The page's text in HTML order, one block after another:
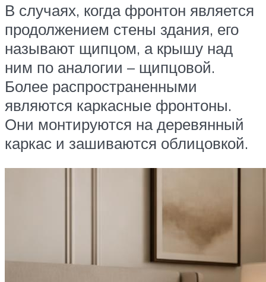
В случаях, когда фронтон является
продолжением стены здания, его
называют щипцом, а крышу над
ним по аналогии – щипцовой.
Более распространенными
являются каркасные фронтоны.
Они монтируются на деревянный
каркас и зашиваются облицовкой.